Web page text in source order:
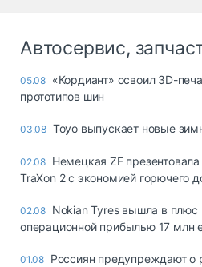
Автосервис,
05.08 «Кордиант» освоил 3D-
прототипов шин
03.08 Toyo выпускает новые
02.08 Немецкая ZF
TraXon 2 с экономией горючего
02.08 Nokian Tyres вышла в плюс
операционной прибылью 17 млн
01.08 Россиян предупреждают о